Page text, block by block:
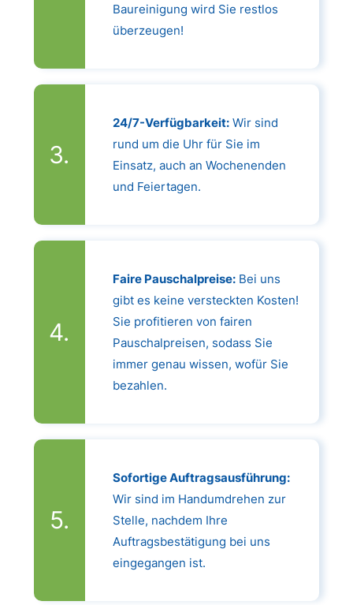
Baureinigung wird Sie restlos
überzeugen!
24/7-Verfügbarkeit:Wir sind
rund um die Uhr für Sie im
Einsatz, auch an Wochenenden
und Feiertagen.
Faire Pauschalpreise:Bei uns
gibt es keine versteckten Kosten!
Sie profitieren von fairen
Pauschalpreisen, sodass Sie
immer genau wissen, wofür Sie
bezahlen.
Sofortige Auftragsausführung:
Wir sind im Handumdrehen zur
Stelle, nachdem Ihre
Auftragsbestätigung bei uns
eingegangen ist.